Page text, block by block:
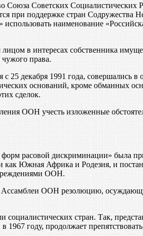
Союза Советских
при поддержке стран
наименование
в интересах собственника
права.
25 декабря 1991 года,
оснований, кроме обманных
сделок.
ООН учесть изложенные
расовой дискриминации» была
как Южная Африка и Родезия, и
ООН.
ООН резолюцию,
стран. Так,
году, продолжает